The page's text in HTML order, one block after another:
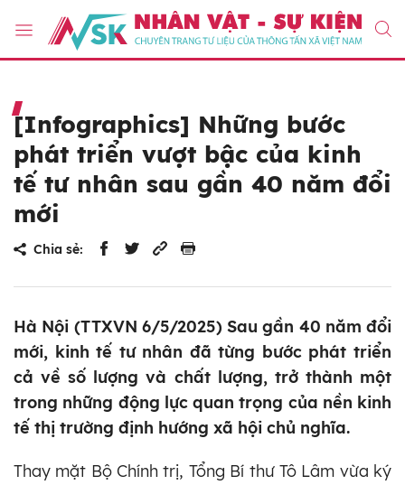
[Infographics] Những bước
phát triển vượt bậc của kinh
tế tư nhân sau gần 40 năm đổi
mới
Chia sẻ:
Hà Nội (TTXVN 6/5/2025) Sau gần 40 năm đổi
mới, kinh tế tư nhân đã từng bước phát triển
cả về số lượng và chất lượng, trở thành một
trong những động lực quan trọng của nền kinh
tế thị trường định hướng xã hội chủ nghĩa.
Thay mặt Bộ Chính trị, Tổng Bí thư Tô Lâm vừa ký